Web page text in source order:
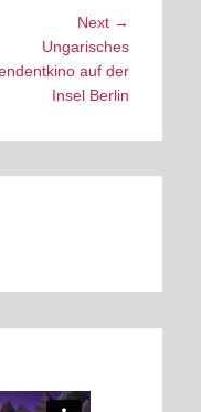
Next →
post:
Ungarisches
auf der
Insel Berlin